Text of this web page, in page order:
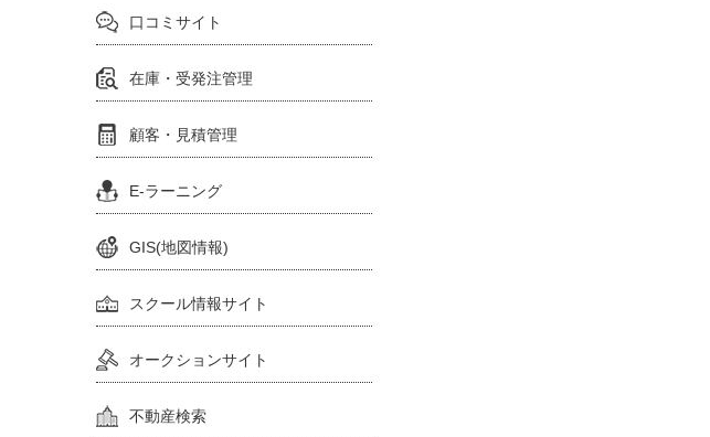
口コミサイト
在庫・受発注管理
顧客・見積管理
E-ラーニング
GIS(地図情報)
スクール情報サイト
オークションサイト
不動産検索